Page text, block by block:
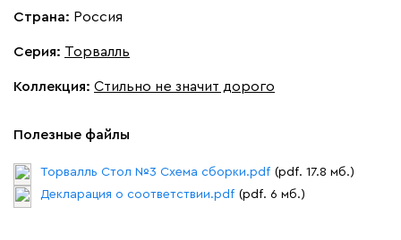
Страна: Россия
Серия: Торвалль
Коллекция: Стильно не значит дорого
Полезные файлы
Торвалль Стол №3 Cхема сборки.pdf (pdf. 17.8 мб.)
Декларация о соответствии.pdf (pdf. 6 мб.)